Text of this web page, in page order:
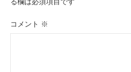
シ
ョ
コメント ※